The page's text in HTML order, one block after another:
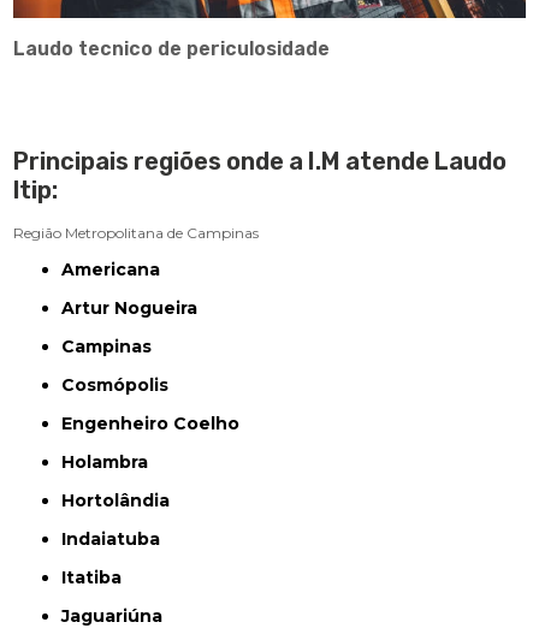
Laudo tecnico de periculosidade
Principais regiões onde a I.M atende Laudo
ltip:
Região Metropolitana de Campinas
Americana
Artur Nogueira
Campinas
Cosmópolis
Engenheiro Coelho
Holambra
Hortolândia
Indaiatuba
Itatiba
Jaguariúna